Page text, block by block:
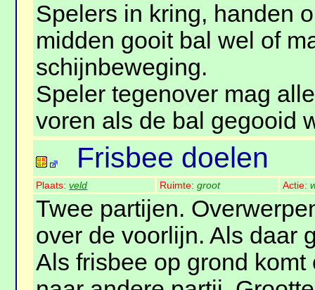
Spelers in kring, handen
midden gooit bal wel of
schijnbeweging.
Speler tegenover mag
voren als de bal gegooid
Frisbee doelen
Plaats:veld Ruimte:groot Actie:
Twee partijen.
over de voorlijn. Als daar
Als frisbee op grond